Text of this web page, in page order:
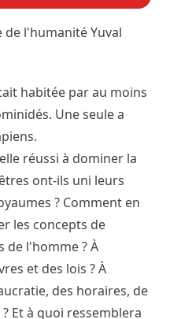
de l'humanitéYuval
habitée par au moins
Une seule a
réussi à dominer la
ont-ils uni leurs
? Comment en
les concepts de
de l'homme ? À
et des lois ? À
des horaires, de
Et à quoi ressemblera